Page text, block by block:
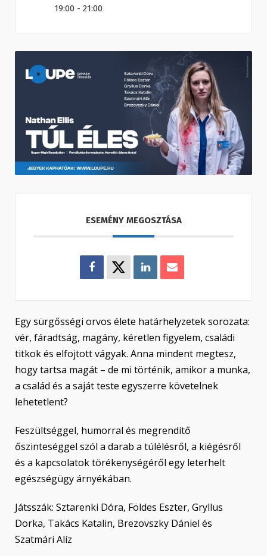
Egy sürgősségi orvos élete határhelyzetek sorozata:
vér, fáradtság, magány, kéretlen figyelem, családi
titkok és elfojtott vágyak. Anna mindent megtesz,
hogy tartsa magát – de mi történik, amikor a munka,
a család és a saját teste egyszerre követelnek
lehetetlent?
Feszültséggel, humorral és megrendítő
őszinteséggel szól a darab a túlélésről, a kiégésről
és a kapcsolatok törékenységéről egy leterhelt
egészségügy árnyékában.
Játsszák: Sztarenki Dóra, Földes Eszter, Gryllus
Dorka, Takács Katalin, Brezovszky Dániel és
Szatmári Alíz
19:00 - 21:00
ESEMÉNY MEGOSZTÁSA